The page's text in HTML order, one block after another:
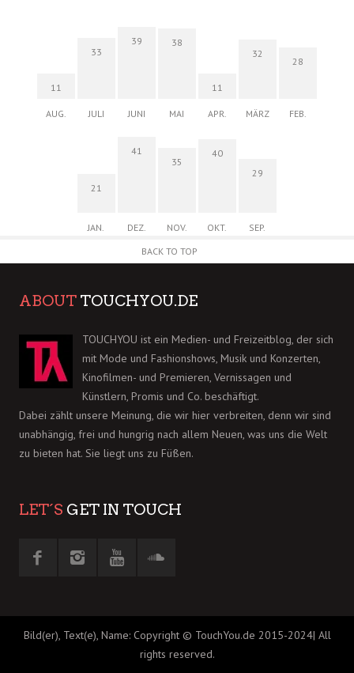
11
AUG.
33
JULI
39
JUNI
38
MAI
11
APR.
32
MÄRZ
28
FEB.
21
JAN.
41
DEZ.
35
NOV.
40
OKT.
29
SEP.
BACK TO TOP
ABOUT TOUCHYOU.DE
TOUCHYOU ist ein Medien- und Freizeitblog, der sich
mit Mode und Fashionshows, Musik und Konzerten,
Kinofilmen- und Premieren, Vernissagen und
Künstlern, Promis und Co. beschäftigt.
Dabei zählt unsere Meinung, die wir hier verbreiten, denn wir sind
unabhängig, frei und hungrig nach allem Neuen, was uns die Welt
zu bieten hat. Sie liegt uns zu Füßen.
LET´S GET IN TOUCH
Bild(er), Text(e), Name: Copyright © TouchYou.de 2015-2024| All
rights reserved.